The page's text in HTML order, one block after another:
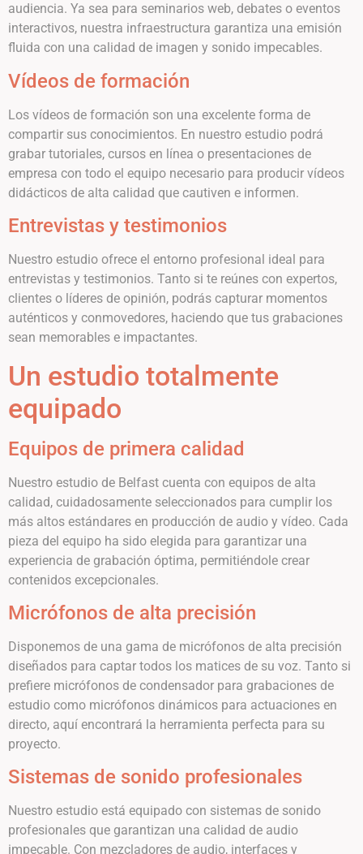
audiencia. Ya sea para seminarios web, debates o eventos
interactivos, nuestra infraestructura garantiza una emisión
fluida con una calidad de imagen y sonido impecables.
Vídeos de formación
Los vídeos de formación son una excelente forma de
compartir sus conocimientos. En nuestro estudio podrá
grabar tutoriales, cursos en línea o presentaciones de
empresa con todo el equipo necesario para producir vídeos
didácticos de alta calidad que cautiven e informen.
Entrevistas y testimonios
Nuestro estudio ofrece el entorno profesional ideal para
entrevistas y testimonios. Tanto si te reúnes con expertos,
clientes o líderes de opinión, podrás capturar momentos
auténticos y conmovedores, haciendo que tus grabaciones
sean memorables e impactantes.
Un estudio totalmente
equipado
Equipos de primera calidad
Nuestro estudio de Belfast cuenta con equipos de alta
calidad, cuidadosamente seleccionados para cumplir los
más altos estándares en producción de audio y vídeo. Cada
pieza del equipo ha sido elegida para garantizar una
experiencia de grabación óptima, permitiéndole crear
contenidos excepcionales.
Micrófonos de alta precisión
Disponemos de una gama de micrófonos de alta precisión
diseñados para captar todos los matices de su voz. Tanto si
prefiere micrófonos de condensador para grabaciones de
estudio como micrófonos dinámicos para actuaciones en
directo, aquí encontrará la herramienta perfecta para su
proyecto.
Sistemas de sonido profesionales
Nuestro estudio está equipado con sistemas de sonido
profesionales que garantizan una calidad de audio
impecable. Con mezcladores de audio, interfaces y